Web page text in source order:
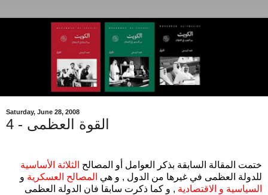
Saturday, June 28, 2008
القوة العظمى - 4
ختمت المقالة السابقة بذكر العوامل أو المصالح الثلاثة الأساسية
للدولة العظمى في غيرها من الدول , و هي المصالح العسكرية و
السياسية و الاقتصادية , و كما ذكرت سابقا فان الدولة العظمى